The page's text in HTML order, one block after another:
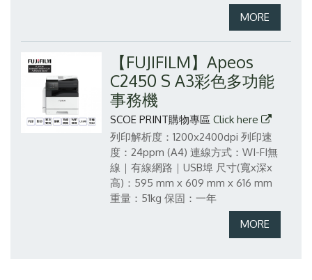
【FUJIFILM】Apeos
C2450 S A3彩色多功能
事務機
SCOE PRINT購物專區 Click here
列印解析度：1200x2400dpi 列印速
度：24ppm (A4) 連線方式：WI-FI無
線｜有線網路｜USB埠 尺寸(寬x深x
高)：595 mm x 609 mm x 616 mm
重量：51kg 保固：一年